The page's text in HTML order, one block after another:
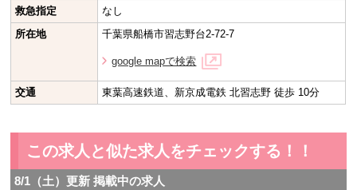
救急指定
なし
所在地
千葉県船橋市習志野台2-72-7
google mapで検索
交通 東葉高速鉄道、新京成電鉄 北習志野 徒歩 10分
この求人と似た求人をチェックする！！
8/1（土）更新 掲載中の求人